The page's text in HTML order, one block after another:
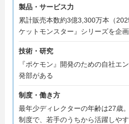
■プランナー
クリエイティブだけではなくロジ
体験を追求する仕事です。
当部分の仕様策定、実装の取り回
ないます。
モデルやモーションの制作工程を
ための技術導入を行う仕事です。
デザイナーワークフローやデータ
製品・サービス力
累計販売本数約3億3,300万本（
ケットモンスター』シリーズを企
技術・研究
『ポケモン』開発のための自社エ
発部がある
制度・働き方
最年少ディレクターの年齢は27歳
制度で、若手のうちから活躍しや